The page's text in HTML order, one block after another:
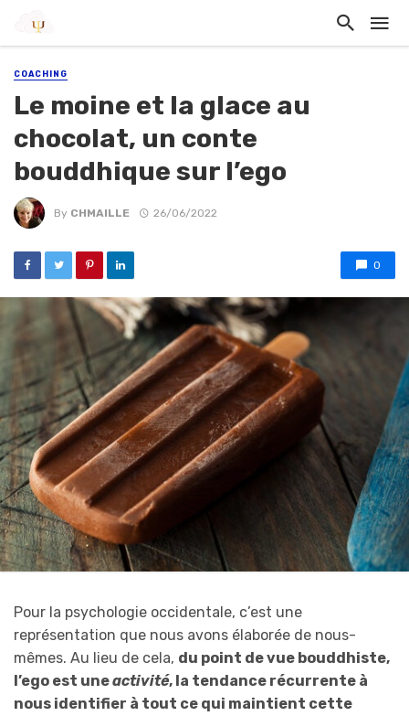
COACHING
Le moine et la glace au
chocolat, un conte
bouddhique sur l’ego
By CHMAILLE 26/06/2022
0
Pour la psychologie occidentale, c’est une
représentation que nous avons élaborée de nous-
mêmes. Au lieu de cela, du point de vue bouddhiste,
l’ego est uneactivité, la tendance récurrente à
nous identifier à tout ce qui maintient cette